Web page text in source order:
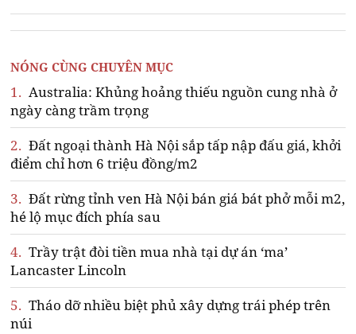
NÓNG CÙNG CHUYÊN MỤC
1. Australia: Khủng hoảng thiếu nguồn cung nhà ở
ngày càng trầm trọng
2. Đất ngoại thành Hà Nội sắp tấp nập đấu giá, khởi
điểm chỉ hơn 6 triệu đồng/m2
3. Đất rừng tỉnh ven Hà Nội bán giá bát phở mỗi m2,
hé lộ mục đích phía sau
4. Trầy trật đòi tiền mua nhà tại dự án ‘ma’
Lancaster Lincoln
5. Tháo dỡ nhiều biệt phủ xây dựng trái phép trên
núi